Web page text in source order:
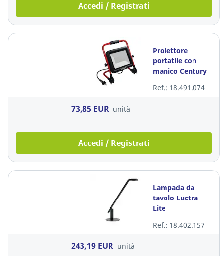
Accedi / Registrati
Proiettore
portatile con
manico Century
430 cm
Ref.: 18.491.074
73,85 EUR unità
Accedi / Registrati
Lampada da
tavolo Luctra
Lite
Ref.: 18.402.157
243,19 EUR unità